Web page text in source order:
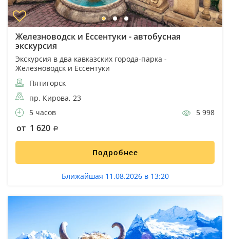
Железноводск и Ессентуки - автобусная
экскурсия
Экскурсия в два кавказских города-парка -
Железноводск и Ессентуки
Пятигорск
пр. Кирова, 23
5 часов
5 998
от 1 620
Подробнее
Ближайшая 11.08.2026 в 13:20